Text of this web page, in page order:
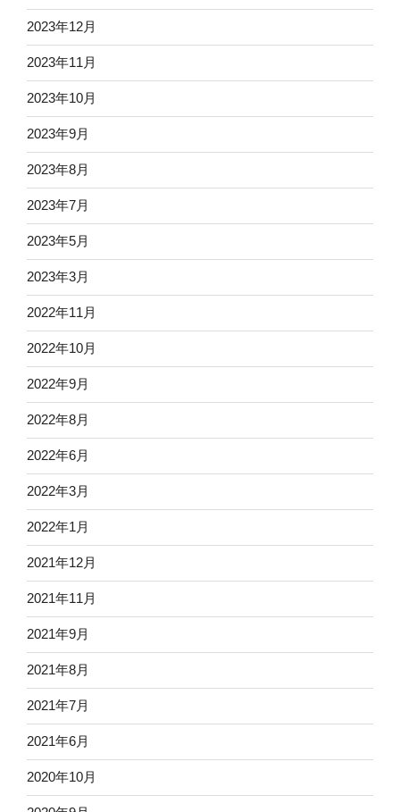
2023年12月
2023年11月
2023年10月
2023年9月
2023年8月
2023年7月
2023年5月
2023年3月
2022年11月
2022年10月
2022年9月
2022年8月
2022年6月
2022年3月
2022年1月
2021年12月
2021年11月
2021年9月
2021年8月
2021年7月
2021年6月
2020年10月